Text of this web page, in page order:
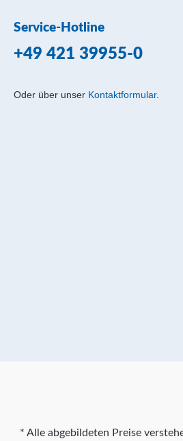
Service-Hotline
+49 421 39955-0
Oder über unser Kontaktformular.
* Alle abgebildeten Preise